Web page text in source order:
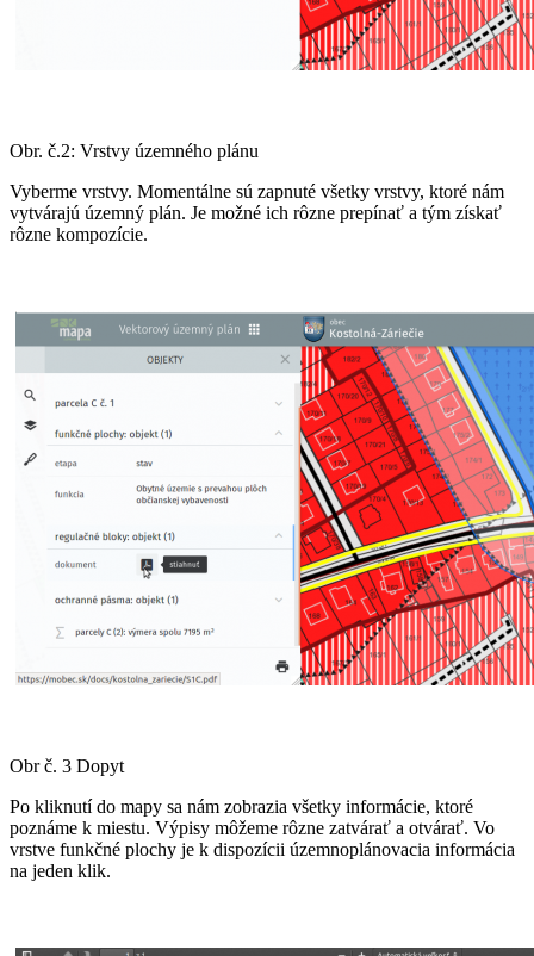
Obr. č.2: Vrstvy územného plánu
Vyberme vrstvy. Momentálne sú zapnuté všetky vrstvy, ktoré nám
vytvárajú územný plán. Je možné ich rôzne prepínať a tým získať
rôzne kompozície.
Obr č. 3 Dopyt
Po kliknutí do mapy sa nám zobrazia všetky informácie, ktoré
poznáme k miestu. Výpisy môžeme rôzne zatvárať a otvárať. Vo
vrstve funkčné plochy je k dispozícii územnoplánovacia informácia
na jeden klik.